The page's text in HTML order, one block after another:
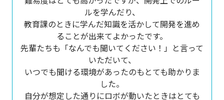
ルを学んだり、
教育課のときに学んだ知識を活かして開発を進め
ることが出来てよかったです。
先輩たちも「なんでも聞いてください！」と言って
いただいて、
いつでも聞ける環境があったのもとても助かりま
した。
自分が想定した通りにロボが動いたときはとても